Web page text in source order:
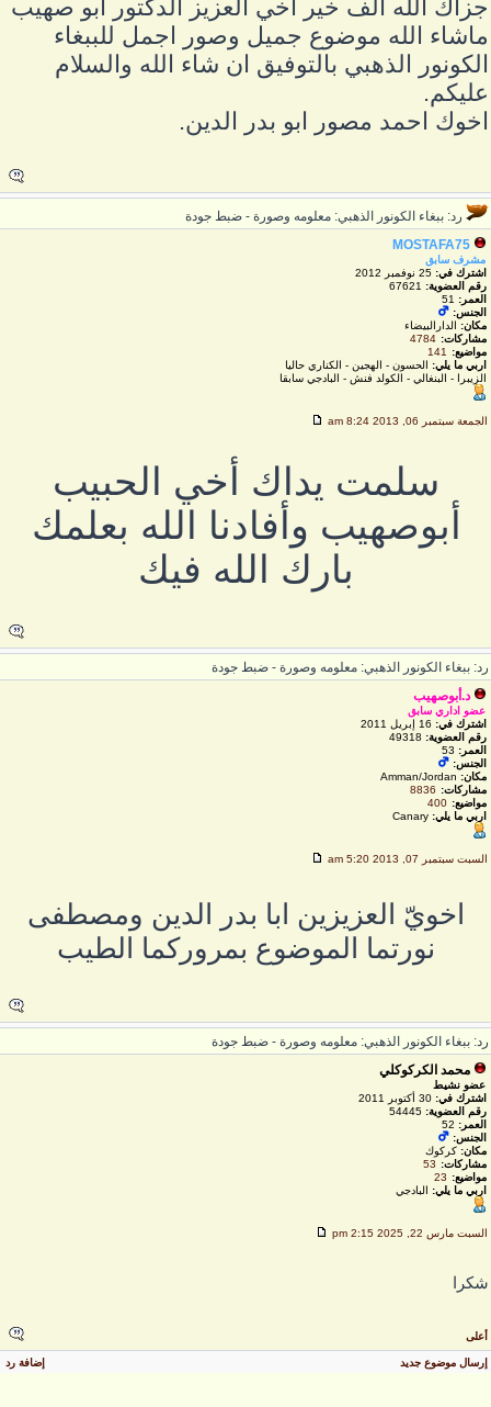
الله الف خير اخي العزيز الدكتور ابو صهيب
الله موضوع جميل وصور اجمل للببغاء
الذهبي بالتوفيق ان شاء الله والسلام
احمد مصور ابو بدر الدين.
رد: ببغاء الكونور الذهبي: معلومه وصورة - ضبط جودة
MOSTAFA75
مشرف سابق
اشترك في:25 نوفمبر 2012
رقم العضوية:67621
العمر: 51
الجنس:
مكان:الدارالبيضاء
مشاركات:
4784
مواضيع:
141
اربي ما يلي:الحسون - الهجين - الكناري حاليا
الزيبرا - البنغالي - الكولد فنش - البادجي سابقا
الجمعة سبتمبر 06, 2013 8:24 am
سلمت يداك أخي الحبيب
أبوصهيب وأفادنا الله بعلمك
بارك الله فيك
ببغاء الكونور الذهبي: معلومه وصورة - ضبط جودة
د.أبوصهيب
عضو اداري سابق
اشترك في:16 إبريل 2011
رقم العضوية:49318
العمر: 53
الجنس:
مكان:Amman/Jordan
مشاركات:
8836
مواضيع:
400
اربي ما يلي:Canary
السبت سبتمبر 07, 2013 5:20 am
اخويّ العزيزين ابا بدر الدين ومصطفى
نورتما الموضوع بمروركما الطيب
ببغاء الكونور الذهبي: معلومه وصورة - ضبط جودة
محمد الكركوكلي
عضو نشيط
اشترك في:30 أكتوبر 2011
رقم العضوية:54445
العمر: 52
الجنس:
مكان:كركوك
مشاركات:
53
مواضيع:
23
اربي ما يلي:البادجي
السبت مارس 22, 2025 2:15 pm
أعلى
إرسال موضوع جديد إضافة رد